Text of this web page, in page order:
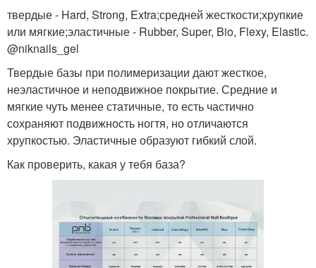
твердые - Hard, Strong, Extra;средней жесткости;хрупкие
или мягкие;эластичные - Rubber, Super, Bio, Flexy, Elastic.
@niknails_gel
Твердые базы при полимеризации дают жесткое,
неэластичное и неподвижное покрытие. Средние и
мягкие чуть менее статичные, то есть частично
сохраняют подвижность ногтя, но отличаются
хрупкостью. Эластичные образуют гибкий слой.
Как проверить, какая у тебя база?